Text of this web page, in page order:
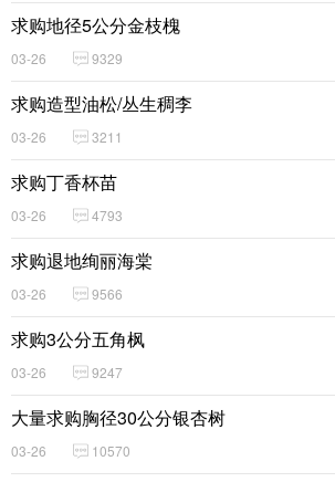
求购地径5公分金枝槐
03-26 9329
求购造型油松/丛生稠李
03-26 3211
求购丁香杯苗
03-26 4793
求购退地绚丽海棠
03-26 9566
求购3公分五角枫
03-26 9247
大量求购胸径30公分银杏树
03-26 10570